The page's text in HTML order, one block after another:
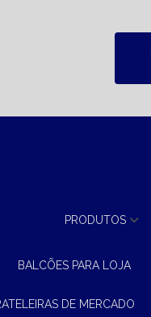
PRODUTOS
BALCÕES PARA LOJA
DE MERCADO